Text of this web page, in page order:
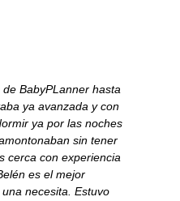
BabyPLanner hasta
ya avanzada y con
ya por las noches
sin tener
cerca con experiencia
es el mejor
necesita. Estuvo